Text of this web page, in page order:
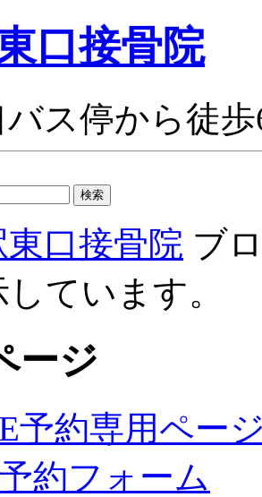
口接骨院
ス停から徒
東口接骨院 ブ
ています。
ージ
予約専用ペー
約フォーム